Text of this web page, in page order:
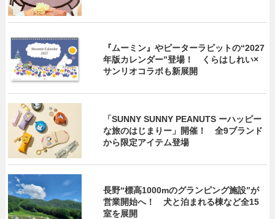
『ムーミン』やピーターラビットの“2027
年版カレンダー”登場！ くらはしれい×
サンリオコラボも新展開
「SUNNY SUNNY PEANUTS ーハッピー
な旅のはじまりー」開催！ 全9ブランド
から限定アイテム登場
長野“標高1000mのグランピング施設”が
営業開始へ！ 犬と泊まれる棟など全15
室を展開